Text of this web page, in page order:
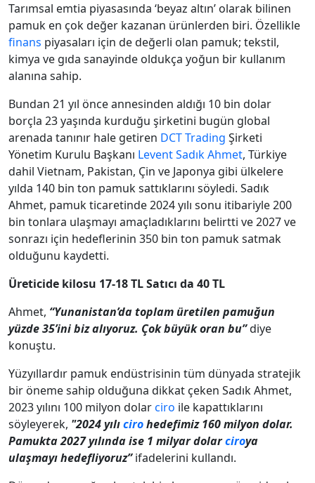
Tarımsal emtia piyasasında ‘beyaz altın’ olarak bilinen
pamuk en çok değer kazanan ürünlerden biri. Özellikle
finans piyasaları için de değerli olan pamuk; tekstil,
kimya ve gıda sanayinde oldukça yoğun bir kullanım
alanına sahip.
Bundan 21 yıl önce annesinden aldığı 10 bin dolar
borçla 23 yaşında kurduğu şirketini bugün global
arenada tanınır hale getiren DCT Trading Şirketi
Yönetim Kurulu Başkanı Levent Sadık Ahmet, Türkiye
dahil Vietnam, Pakistan, Çin ve Japonya gibi ülkelere
yılda 140 bin ton pamuk sattıklarını söyledi. Sadık
Ahmet, pamuk ticaretinde 2024 yılı sonu itibariyle 200
bin tonlara ulaşmayı amaçladıklarını belirtti ve 2027 ve
sonrazı için hedeflerinin 350 bin ton pamuk satmak
olduğunu kaydetti.
Üreticide kilosu 17-18 TL Satıcı da 40 TL
Ahmet, “Yunanistan’da toplam üretilen pamuğun
yüzde 35’ini biz alıyoruz. Çok büyük oran bu”diye
konuştu.
Yüzyıllardır pamuk endüstrisinin tüm dünyada stratejik
bir öneme sahip olduğuna dikkat çeken Sadık Ahmet,
2023 yılını 100 milyon dolarciro ile kapattıklarını
söyleyerek, "2024 yılıcirohedefimiz 160 milyon dolar.
Pamukta 2027 yılında ise 1 milyar dolarciroya
ulaşmayı hedefliyoruz”ifadelerini kullandı.